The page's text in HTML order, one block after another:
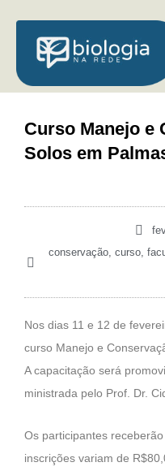
para
conteúdo
Curso Manejo e
Solos em
conservação, curso,
Nos dias 11 e 12 de
curso Manejo e
A capacitação será
ministrada pelo Prof. Dr.
Os participantes
inscrições variam de